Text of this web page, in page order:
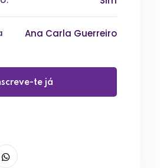
Ana Carla Guerreiro
te já